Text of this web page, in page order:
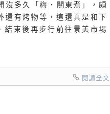
沒多久「梅‧關東煮」，頗
還有烤物等，這還真是和下
束後再步行前往景美市場
閱讀全文